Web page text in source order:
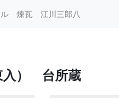
煉瓦 江川三郎八
入） 台所蔵